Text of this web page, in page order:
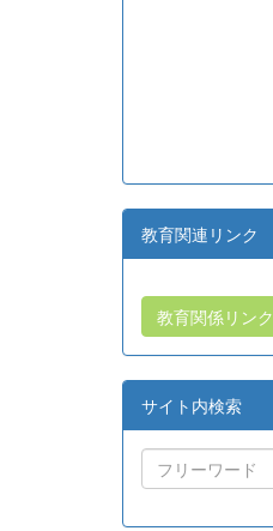
教育関連リンク
教育関係リンク
サイト内検索